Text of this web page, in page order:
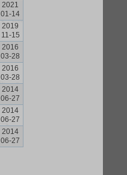
2021
01-14
2019
11-15
2016
03-28
2016
03-28
2014
06-27
2014
06-27
2014
06-27